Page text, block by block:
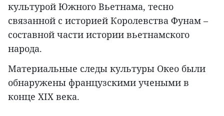
культурой Южного Вьетнама, тесно
связанной с историей Королевства Фунам –
составной части истории вьетнамского
народа.
Материальные следы культуры Окео были
обнаружены французскими учеными в
конце XIX века.